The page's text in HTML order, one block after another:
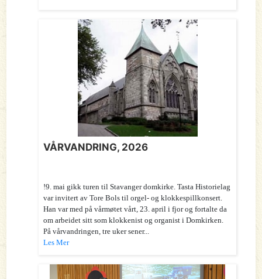
VÅRVANDRING, 2026
!9. mai gikk turen til Stavanger domkirke. Tasta Historielag
var invitert av Tore Bols til orgel- og klokkespillkonsert.
Han var med på vårmøtet vårt, 23. april i fjor og fortalte da
om arbeidet sitt som klokkenist og organist i Domkirken.
På vårvandringen, tre uker sener...
Les Mer